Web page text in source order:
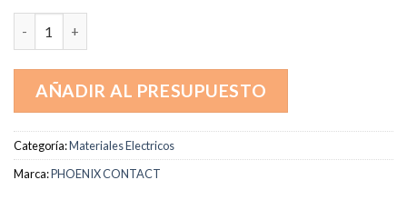
AÑADIR AL PRESUPUESTO
Categoría:Materiales Electricos
Marca:PHOENIX CONTACT